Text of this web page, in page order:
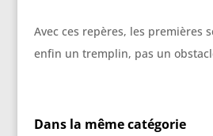
Avec ces repères, les premières
enfin un tremplin, pas un
Dans la même catégorie